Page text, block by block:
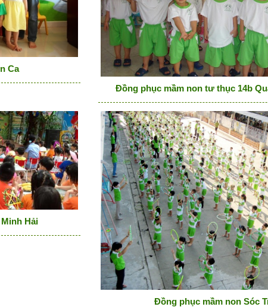
Ca
Đồng phục mầm non tư thục 14b
Hải
Đồng phục mầm non Sóc